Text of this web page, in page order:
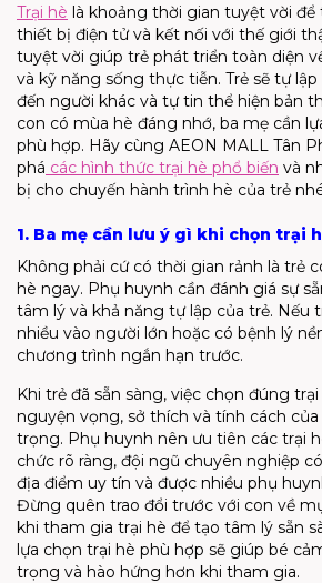
Trại hè là khoảng thời gian tuyệt vời để
thiết bị điện tử và kết nối với thế giới
tuyệt vời giúp trẻ phát triển toàn diện
và kỹ năng sống thực tiễn. Trẻ sẽ tự
đến người khác và tự tin thể hiện bản
con có mùa hè đáng nhớ, ba mẹ cần
phù hợp. Hãy cùng AEON MALL Tân
phá các hình thức trại hè phổ biến và
bị cho chuyến hành trình hè của trẻ
1. Ba mẹ cần lưu ý gì khi chọn trại
Không phải cứ có thời gian rảnh là trẻ
hè ngay. Phụ huynh cần đánh giá sự
tâm lý và khả năng tự lập của trẻ. Nếu
nhiều vào người lớn hoặc có bệnh lý
chương trình ngắn hạn trước.
Khi trẻ đã sẵn sàng, việc chọn đúng
nguyện vọng, sở thích và tính cách
trọng. Phụ huynh nên ưu tiên các trại
chức rõ ràng, đội ngũ chuyên nghiệp
địa điểm uy tín và được nhiều phụ
Đừng quên trao đổi trước với con về
khi tham gia trại hè để tạo tâm lý sẵn
lựa chọn trại hè phù hợp sẽ giúp bé
trọng và hào hứng hơn khi tham gia.